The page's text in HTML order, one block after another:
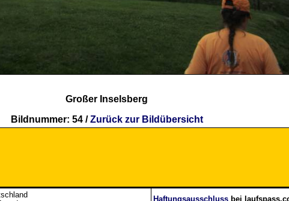
Großer Inselsberg
Bildnummer: 54 /Zurück zur Bildübersicht
Haftungsausschluss bei